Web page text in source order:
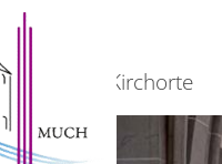
Home Kirchorte